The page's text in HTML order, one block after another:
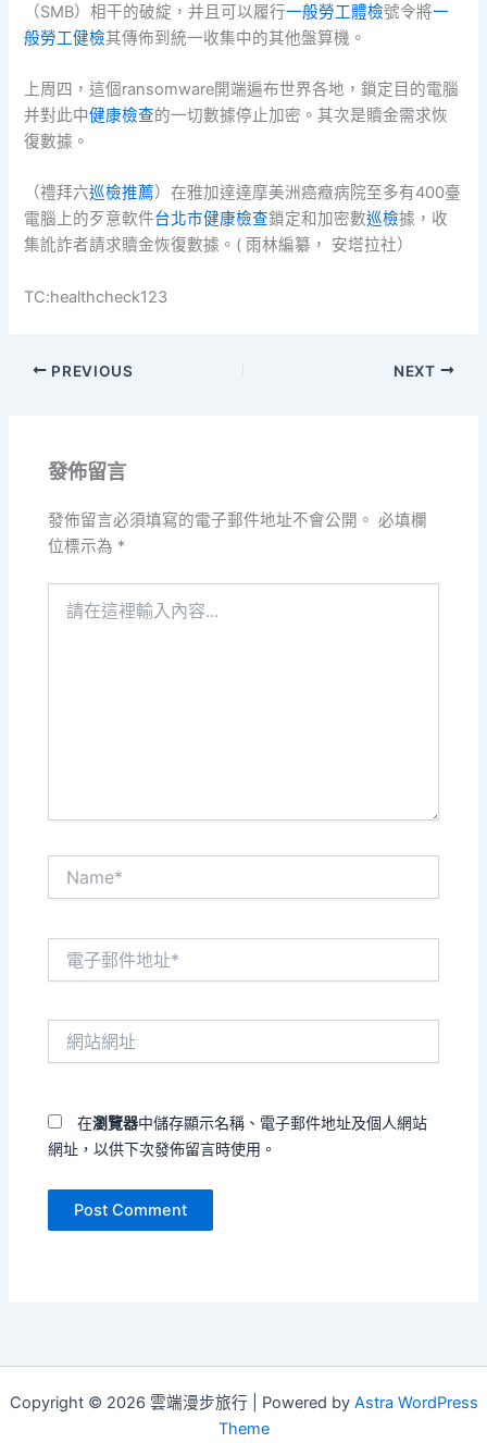
（SMB）相干的破綻，并且可以履行一般勞工體檢號令將一
般勞工健檢其傳佈到統一收集中的其他盤算機。
上周四，這個ransomware開端遍布世界各地，鎖定目的電腦
并對此中健康檢查的一切數據停止加密。其次是贖金需求恢
復數據。
（禮拜六巡檢推薦）在雅加達達摩美洲癌癥病院至多有400臺
電腦上的歹意軟件台北巿健康檢查鎖定和加密數巡檢據，收
集訛詐者請求贖金恢復數據。( 雨林編纂， 安塔拉社）
TC:healthcheck123
PREVIOUS NEXT
發佈留言
發佈留言必須填寫的電子郵件地址不會公開。 必填欄
位標示為 *
在瀏覽器中儲存顯示名稱、電子郵件地址及個人網站
網址，以供下次發佈留言時使用。
Copyright © 2026 雲端漫步旅行 | Powered by Astra WordPress
Theme